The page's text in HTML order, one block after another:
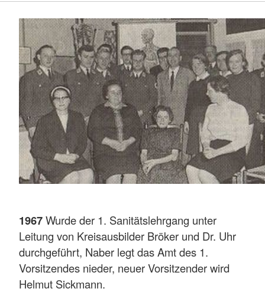
1967Wurde der 1. Sanitätslehrgang unter
Leitung von Kreisausbilder Bröker und Dr. Uhr
durchgeführt, Naber legt das Amt des 1.
Vorsitzendes nieder, neuer Vorsitzender wird
Helmut Sickmann.